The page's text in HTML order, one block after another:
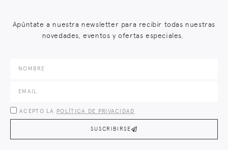
Apúntate a nuestra newsletter para recibir todas nuestras
novedades, eventos y ofertas especiales.
ACEPTO LA POLÍTICA DE PRIVACIDAD
SUSCRIBIRSE